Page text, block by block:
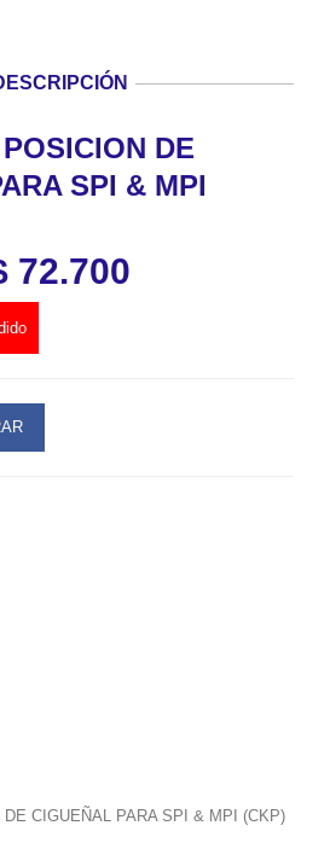
DE
SPI & MPI
72.700
CIGUEÑAL PARA SPI & MPI (CKP)